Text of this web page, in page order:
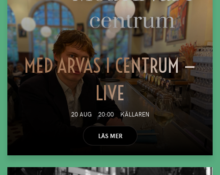
MED ARVAS I CENTRUM —
LIVE
20 AUG 20:00 KÄLLAREN
LÄS MER